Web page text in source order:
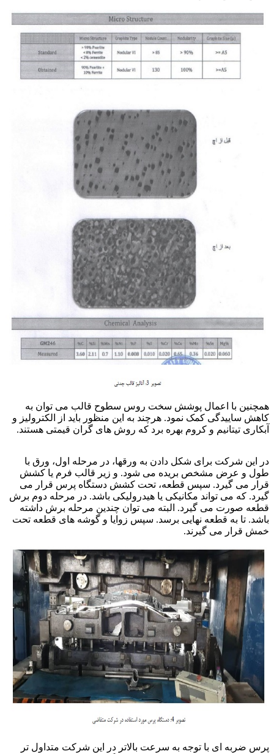
همچنین با اعمال پوشش سخت روس سطوح قالب می توان به
کاهش ساییدگی کمک نمود. هرچند به این منظور باید از الکترولیز و
آبکاری تیتانیم و کروم بهره برد که روش های گران قیمتی هستند.
در این شرکت برای شکل دادن به ورقها، در مرحله اول، ورق با
طول و عرض مشخص بریده می شود. و زیر قالب فرم یا کشش
قرار می گیرد. سپس قطعه، تحت کشش دستگاه پرس قرار می
گیرد. که می تواند مکانیکی یا هیدرولیکی باشد. در مرحله دوم برش
قطعه صورت می گیرد. البته می توان چندین مرحله برش داشته
باشد. تا به قطعه نهایی برسد. سپس زوایا و گوشه های قطعه تحت
خمش قرار می گیرند.
پرس ضربه ای با توجه به سرعت بالاتر در این شرکت متداول تر